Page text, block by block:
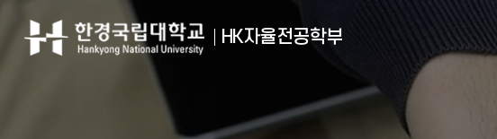
HK자율전공학부